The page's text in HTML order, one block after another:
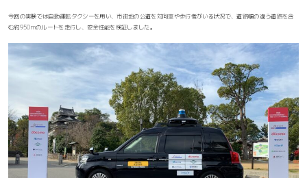
今回の実験では自動運転タクシーを用い、市街地の公道を対向車や歩行者がいる状況で、道路幅の違う道路を含
む約950mのルートを走行し、安全性能を検証しました。